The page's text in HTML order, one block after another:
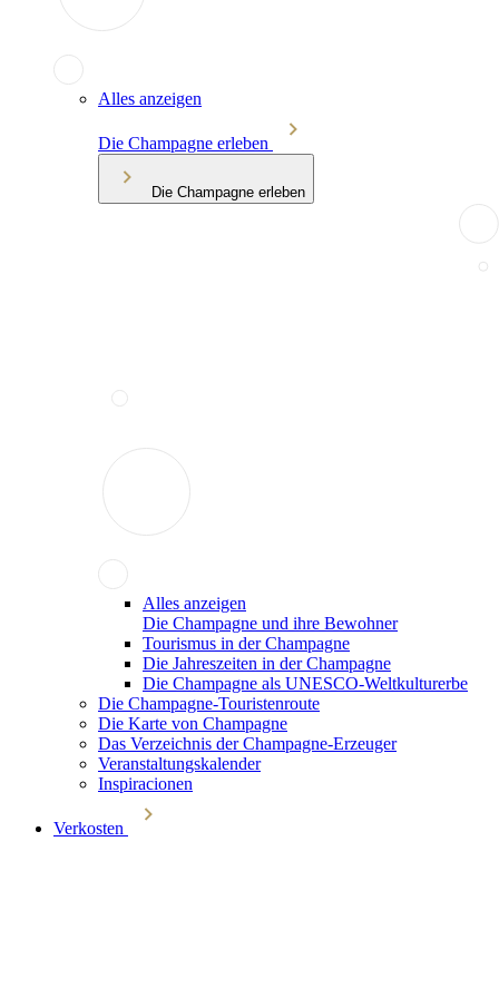
Alles anzeigen
Die Champagne erleben
Die Champagne erleben
Alles anzeigen
Die Champagne und ihre Bewohner
Tourismus in der Champagne
Die Jahreszeiten in der Champagne
Die Champagne als UNESCO-Weltkulturerbe
Die Champagne-Touristenroute
Die Karte von Champagne
Das Verzeichnis der Champagne-Erzeuger
Veranstaltungskalender
Inspiracionen
Verkosten